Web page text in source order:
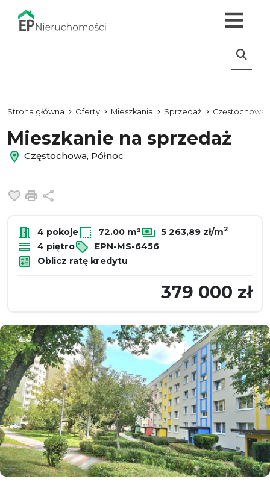
Strona główna Oferty Mieszkania Sprzedaż Częstochowa
Mieszkanie na sprzedaż
Częstochowa, Północ
Dodaj do ulubionych
Drukuj
4 pokoje 72.00 m² 5 263,89 zł/m2
4 piętro
EPN-MS-6456
Oblicz ratę kredytu
379 000 zł